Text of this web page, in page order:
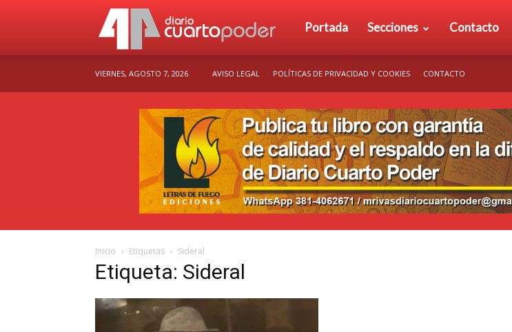
Diario
Poder
Portada Secciones Contacto
VIERNES, AGOSTO 7, 2026 AVISO LEGAL POLÍTICAS DE PRIVACIDAD Y COOKIES CONTACTO
Inicio Etiquetas Sideral
Etiqueta: Sideral